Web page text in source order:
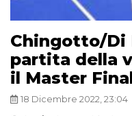
Chingotto/Di
partita della
il Master
18 Dicembre 2022, 23:04